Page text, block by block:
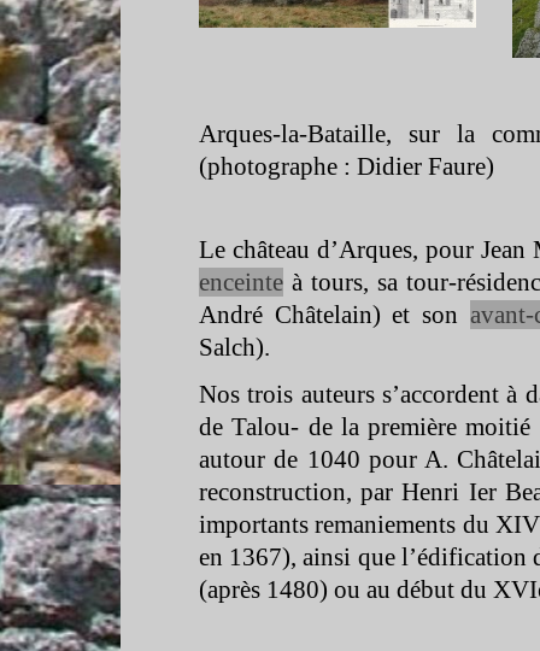
Arques-la-Bataille, sur la
(photographe : Didier Faure)
Le château d’Arques, pour
enceinte à tours, sa tour-
André Châtelain) et son avant-
Salch).
Nos trois auteurs s’accordent à
de Talou- de la première
autour de 1040 pour A.
reconstruction, par Henri Ier
importants remaniements du
en 1367), ainsi que l’édification
(après 1480) ou au début du